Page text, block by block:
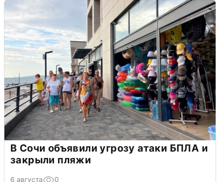
В Сочи объявили угрозу атаки БПЛА и
закрыли пляжи
6 августа 0